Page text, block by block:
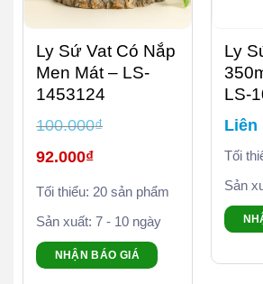
Ly Sứ Vat Có Nắp
Men Mát – LS-
1453124
100.000₫
Giá
gốc
100.000₫.
92.000₫
hiện
là:
92.000₫.
Tối thiểu: 20 sản phẩm
Sản xuất: 7 - 10 ngày
NHẬN BÁO GIÁ
Ly
LS-
Liên
Tối
Sản